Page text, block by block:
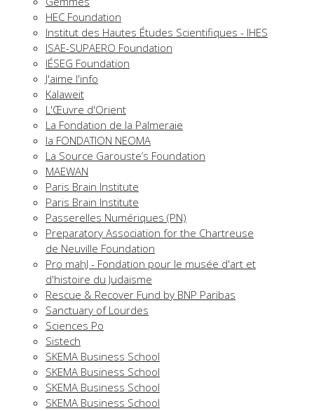
HEC Foundation
Institut des Hautes Études Scientifiques - IHES
ISAE-SUPAERO Foundation
IÉSEG Foundation
J'aime l'info
Kalaweit
L'Œuvre d'Orient
La Fondation de la Palmeraie
la FONDATION NEOMA
La Source Garouste’s Foundation
MAEWAN
Paris Brain Institute
Paris Brain Institute
Passerelles Numériques (PN)
Preparatory Association for the Chartreuse
de Neuville Foundation
Pro mahJ - Fondation pour le musée d'art et
d'histoire du Judaïsme
Rescue & Recover Fund by BNP Paribas
Sanctuary of Lourdes
Sciences Po
Sistech
SKEMA Business School
SKEMA Business School
SKEMA Business School
SKEMA Business School